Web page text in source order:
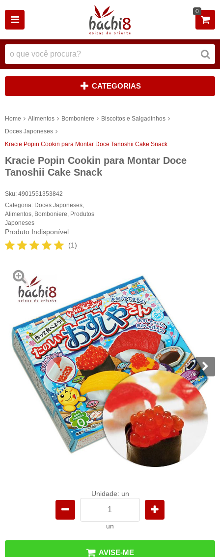
0
CATEGORIAS
Home Alimentos Bomboniere
Biscoitos e Salgadinhos
Doces Japoneses
Kracie Popin Cookin para Montar Doce Tanoshii Cake Snack
Kracie Popin Cookin para Montar Doce
Tanoshii Cake Snack
Sku: 4901551353842
Categoria: Doces Japoneses
Alimentos Bomboniere Produtos
Japoneses
Produto Indisponível
(1)
Unidade: un
un
AVISE-ME